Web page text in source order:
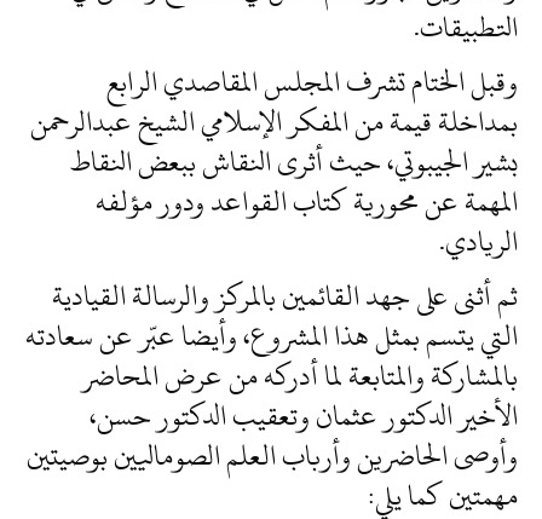
التطبيقات.
وقبل الختام تشرف المجلس المقاصدي الرابع
بمداخلة قيمة من المفكر الإسلامي الشيخ عبدالرحمن
بشير الجيبوتي، حيث أثرى النقاش ببعض النقاط
المهمة عن محورية كتاب القواعد ودور مؤلفه
الريادي.
ثم أثنى على جهد القائمين بالمركز والرسالة القيادية
التي يتسم بمثل هذا المشروع، وأيضا عبّر عن سعادته
بالمشاركة والمتابعة لما أدركه من عرض المحاضر
الأخير الدكتور عثمان وتعقيب الدكتور حسن،
وأوصى الحاضرين وأرباب العلم الصوماليين بوصيتين
مهمتين كما يلي: